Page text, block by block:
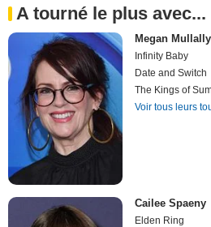
A tourné le plus avec...
Megan Mullally
Infinity Baby
Date and Switch
The Kings of
Voir tous leurs
Cailee Spaeny
Elden Ring